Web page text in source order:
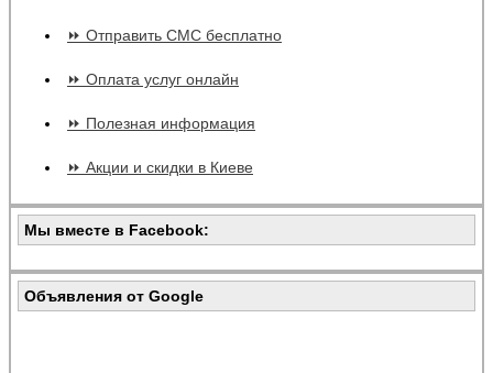
⏩ Отправить СМС бесплатно
⏩ Оплата услуг онлайн
⏩ Полезная информация
⏩ Акции и скидки в Киеве
Мы вместе в Facebook:
Объявления от Google